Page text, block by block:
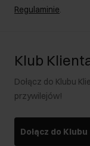
Regulaminie.
Klub
Dołącz do Klubu
przywilejów!
Dołącz do Klubu